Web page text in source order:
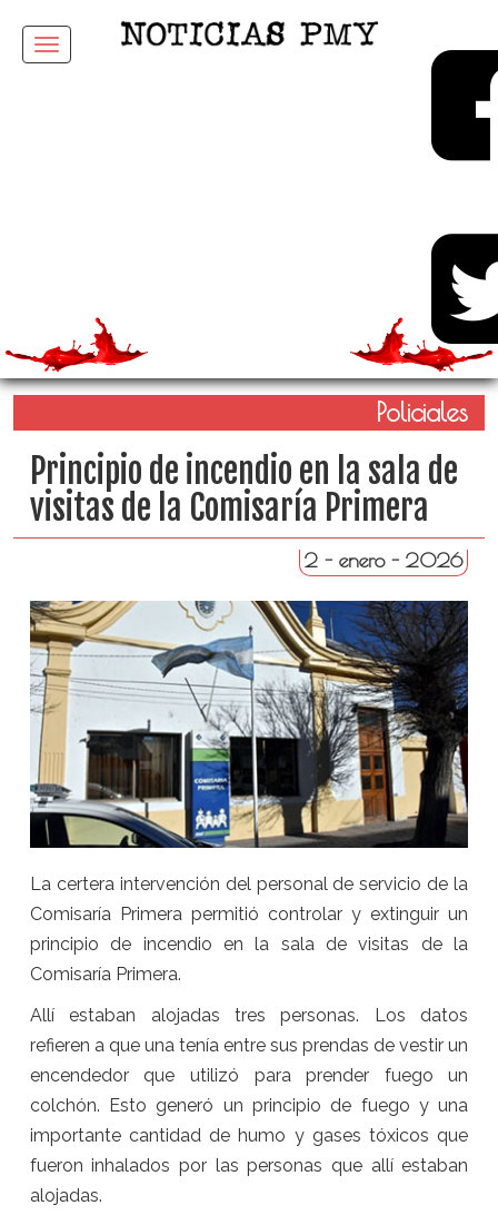
Menu
Policiales
Principio de incendio en la sala de
visitas de la Comisaría Primera
2 - enero - 2026
La certera intervención del personal de servicio de la
Comisaría Primera permitió controlar y extinguir un
principio de incendio en la sala de visitas de la
Comisaría Primera.
Allí estaban alojadas tres personas. Los datos
refieren a que una tenía entre sus prendas de vestir un
encendedor que utilizó para prender fuego un
colchón. Esto generó un principio de fuego y una
importante cantidad de humo y gases tóxicos que
fueron inhalados por las personas que allí estaban
alojadas.